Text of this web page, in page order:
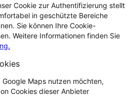
Cookie zur Authentifizierung stellt
in geschützte Bereiche
Sie können Ihre Cookie-
Weitere Informationen finden Sie
Google Maps nutzen möchten,
Cookies dieser Anbieter